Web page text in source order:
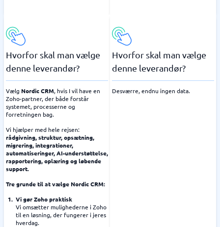
Hvorfor skal man vælge
denne leverandør?
Vælg Nordic CRM, hvis I vil have en
Zoho-partner, der både forstår
systemet, processerne og
forretningen bag.
Vi hjælper med hele rejsen:
rådgivning, struktur, opsætning,
migrering, integrationer,
automatiseringer, AI-understøttelse,
rapportering, oplæring og løbende
support.
Tre grunde til at vælge Nordic CRM:
Vi gør Zoho praktisk
Vi omsætter mulighederne i Zoho
til en løsning, der fungerer i jeres
hverdag.
Hvorfor skal man vælge
denne leverandør?
Desværre, endnu ingen data.